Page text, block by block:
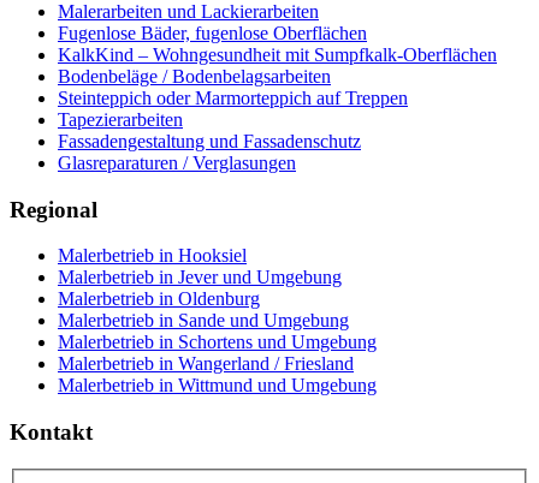
Malerarbeiten und Lackierarbeiten
Fugenlose Bäder, fugenlose Oberflächen
KalkKind – Wohngesundheit mit Sumpfkalk-Oberflächen
Bodenbeläge / Bodenbelagsarbeiten
Steinteppich oder Marmorteppich auf Treppen
Tapezierarbeiten
Fassadengestaltung und Fassadenschutz
Glasreparaturen / Verglasungen
Regional
Malerbetrieb in Hooksiel
Malerbetrieb in Jever und Umgebung
Malerbetrieb in Oldenburg
Malerbetrieb in Sande und Umgebung
Malerbetrieb in Schortens und Umgebung
Malerbetrieb in Wangerland / Friesland
Malerbetrieb in Wittmund und Umgebung
Kontakt